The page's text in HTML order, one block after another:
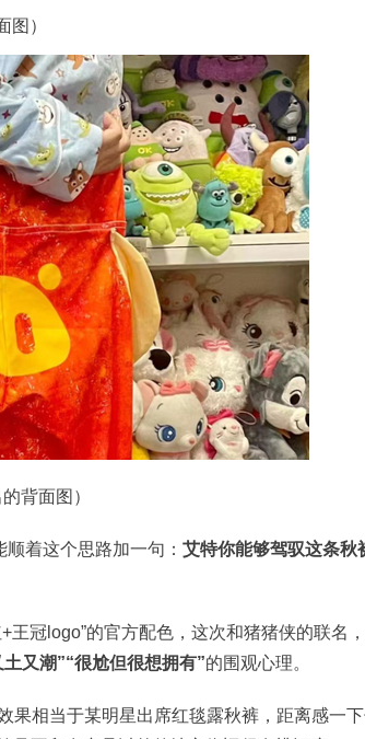
图）
背面图）
着这个思路加一句： 艾特你能够驾驭这条秋
王冠logo”的官方配色，这次和猪猪侠的联名
土又潮”“很尬但很想拥有”的围观心理。
果相当于某明星出席红毯露秋裤，距离感一